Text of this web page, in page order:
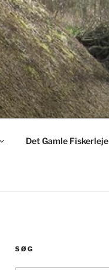
Det Gamle Fiskerleje
SØG